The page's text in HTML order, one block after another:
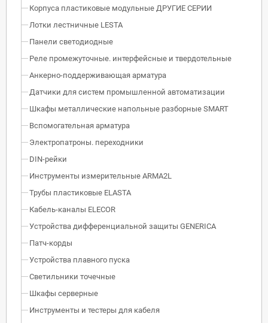
Корпуса пластиковые модульные ДРУГИЕ СЕРИИ
Лотки лестничные LESTA
Панели светодиодные
Реле промежуточные. интерфейсные и твердотельные
Анкерно-поддерживающая арматура
Датчики для систем промышленной автоматизации
Шкафы металлические напольные разборные SMART
Вспомогательная арматура
Электропатроны. переходники
DIN-рейки
Инструменты измерительные ARMA2L
Трубы пластиковые ELASTA
Кабель-каналы ELECOR
Устройства дифференциальной защиты GENERICA
Патч-корды
Устройства плавного пуска
Светильники точечные
Шкафы серверные
Инструменты и тестеры для кабеля